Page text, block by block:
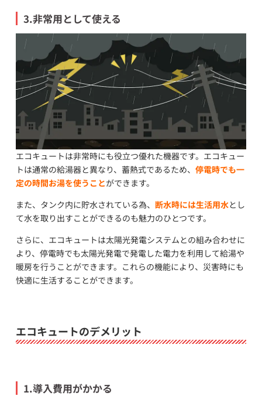
3.非常用として使える
エコキュートは非常時にも役立つ優れた機器です。エコキュー
トは通常の給湯器と異なり、蓄熱式であるため、 停電時でも一
定の時間お湯を使うことができます。
また、タンク内に貯水されている為、 断水時には生活用水とし
て水を取り出すことができるのも魅力のひとつです。
さらに、エコキュートは太陽光発電システムとの組み合わせに
より、停電時でも太陽光発電で発電した電力を利用して給湯や
暖房を行うことができます。これらの機能により、災害時にも
快適に生活することができます。
エコキュートのデメリット
1.導入費用がかかる